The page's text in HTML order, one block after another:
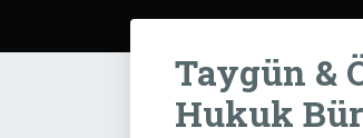
Taygün &
Hukuk